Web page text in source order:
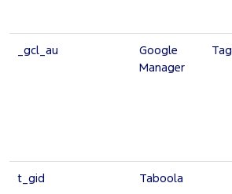
_gcl_au
Google Tag
Manager
t_gid Taboola